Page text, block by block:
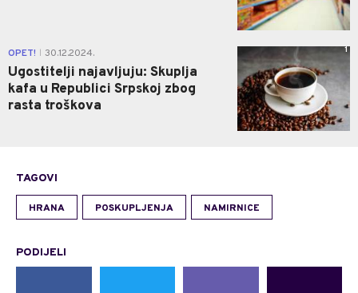
OPET! 30.12.2024.
Ugostitelji najavljuju: Skuplja
kafa u Republici Srpskoj zbog
rasta troškova
1
TAGOVI
HRANA POSKUPLJENJA NAMIRNICE
PODIJELI